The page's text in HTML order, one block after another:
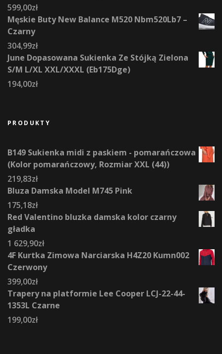
599,00zł
Męskie Buty New Balance M520 Nbm520Lb7 –
Czarny
304,99zł
June Dopasowana Sukienka Ze Stójką Zielona
S/M L/XL XXL/XXXL (Eb175Dge)
194,00zł
PRODUKTY
B149 Sukienka midi z paskiem - pomarańczowa
(Kolor pomarańczowy, Rozmiar XXL (44))
219,83zł
Bluza Damska Model M745 Pink
175,18zł
Red Valentino bluzka damska kolor czarny
gładka
1 629,90zł
4F Kurtka Zimowa Narciarska H4Z20 Kumn002
Czerwony
399,00zł
Trapery na platformie Lee Cooper LCJ-22-44-
1353L Czarne
199,00zł